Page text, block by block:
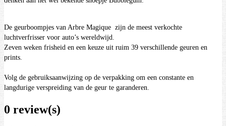
De geurboompjes van Arbre Magique zijn de meest verkochte
luchtverfrisser voor auto’s wereldwijd.
Zeven weken frisheid en een keuze uit ruim 39 verschillende geuren en
prints.
Volg de gebruiksaanwijzing op de verpakking om een constante en
langdurige verspreiding van de geur te garanderen.
0 review(s)